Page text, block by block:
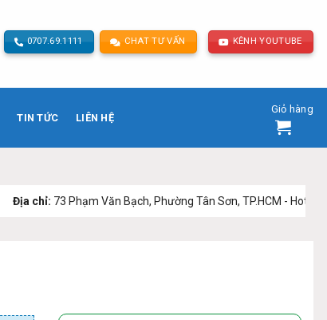
0707.69.1111 CHAT TƯ VẤN KÊNH YOUTUBE
TIN TỨC LIÊN HỆ
Giỏ hàng
73 Phạm Văn Bạch, Phường Tân Sơn, TP.HCM - Hotline:0707 69